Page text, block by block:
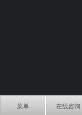
菜单 在线咨询